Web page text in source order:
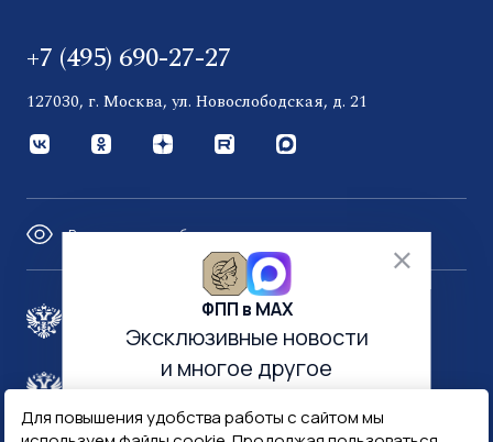
Для повышения удобства работы с сайтом мы
+7 (495) 690-27-27
127030, г. Москва, ул. Новослободская, д. 21
Версия для слабовидящих
Правительство России
ФПП в МАХ
Эксклюзивные новости
и многое другое